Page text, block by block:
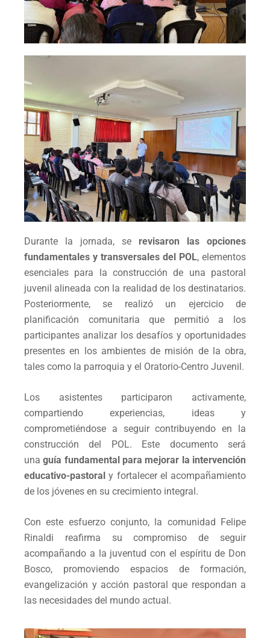
Durante la jornada, se revisaron las opciones
fundamentales y transversales del POL, elementos
esenciales para la construcción de una pastoral
juvenil alineada con la realidad de los destinatarios.
Posteriormente, se realizó un ejercicio de
planificación comunitaria que permitió a los
participantes analizar los desafíos y oportunidades
presentes en los ambientes de misión de la obra,
tales como la parroquia y el Oratorio-Centro Juvenil.
Los asistentes participaron activamente,
compartiendo experiencias, ideas y
comprometiéndose a seguir contribuyendo en la
construcción del POL. Este documento será
unaguía fundamental para mejorar la intervención
educativo-pastoral y fortalecer el acompañamiento
de los jóvenes en su crecimiento integral.
Con este esfuerzo conjunto, la comunidad Felipe
Rinaldi reafirma su compromiso de seguir
acompañando a la juventud con el espíritu de Don
Bosco, promoviendo espacios de formación,
evangelización y acción pastoral que respondan a
las necesidades del mundo actual.